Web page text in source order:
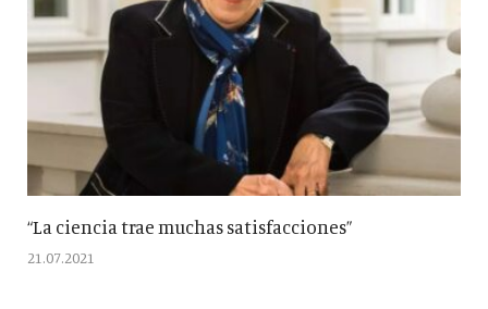
“La ciencia trae muchas satisfacciones”
21.07.2021